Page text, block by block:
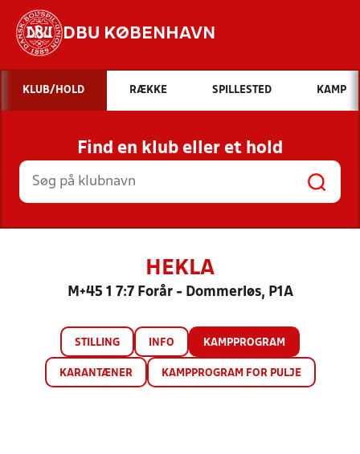
DBU KØBENHAVN
Hvad vil du søge efter?
INDHOLD OG NYHEDER
STILLINGER, RESULTATER, KLUBBER OG
HOLD
KLUB/HOLD RÆKKE SPILLESTED KAMP
Find en klub eller et hold
HEKLA
M+45 1 7:7 Forår - Dommerløs, P1A
STILLING INFO KAMPPROGRAM
KARANTÆNER KAMPPROGRAM FOR PULJE